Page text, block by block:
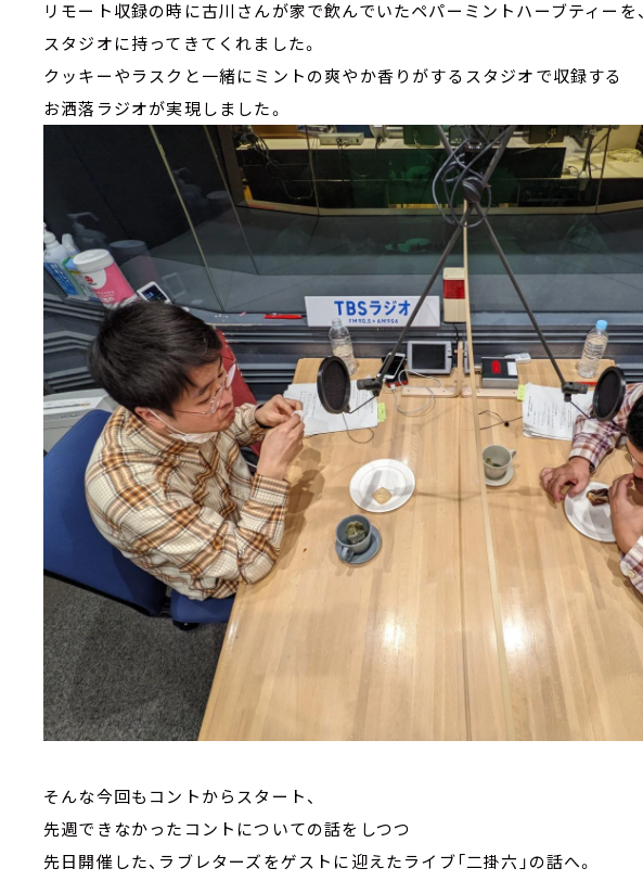
リモート収録の時に古川さんが家で飲んでいたペパーミントハーブティーを、
スタジオに持ってきてくれました。
クッキーやラスクと一緒にミントの爽やか香りがするスタジオで収録する
お洒落ラジオが実現しました。
そんな今回もコントからスタート、
先週できなかったコントについての話をしつつ
先日開催した、ラブレターズをゲストに迎えたライブ「二掛六」の話へ。